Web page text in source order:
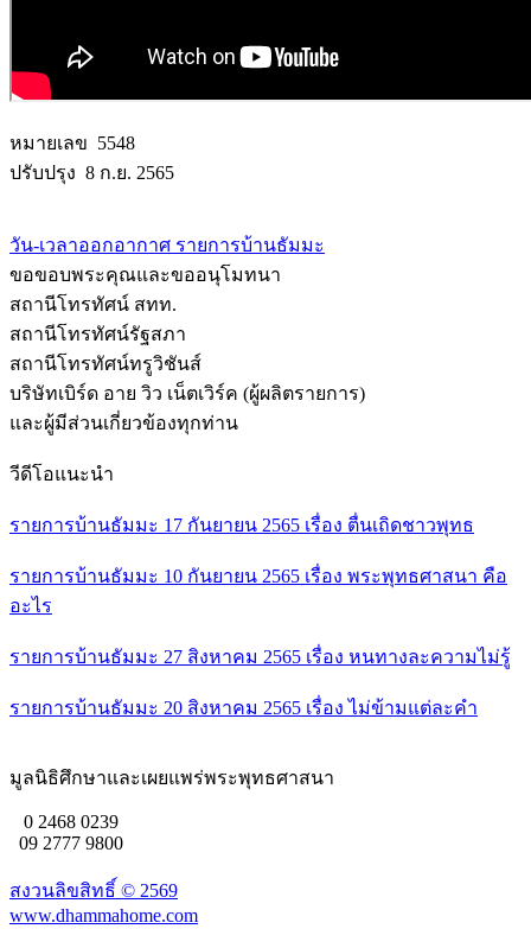
หมายเลข 5548
ปรับปรุง 8 ก.ย. 2565
วัน-เวลาออกอากาศ รายการบ้านธัมมะ
ขอขอบพระคุณและขออนุโมทนา
สถานีโทรทัศน์ สทท.
สถานีโทรทัศน์รัฐสภา
สถานีโทรทัศน์ทรูวิชันส์
บริษัทเบิร์ด อาย วิว เน็ตเวิร์ค (ผู้ผลิตรายการ)
และผู้มีส่วนเกี่ยวข้องทุกท่าน
วีดีโอแนะนำ
รายการบ้านธัมมะ 17 กันยายน 2565 เรื่อง ตื่นเถิดชาวพุทธ
รายการบ้านธัมมะ 10 กันยายน 2565 เรื่อง พระพุทธศาสนา คือ
อะไร
รายการบ้านธัมมะ 27 สิงหาคม 2565 เรื่อง หนทางละความไม่รู้
รายการบ้านธัมมะ 20 สิงหาคม 2565 เรื่อง ไม่ข้ามแต่ละคำ
มูลนิธิศึกษาและเผยแพร่พระพุทธศาสนา
0 2468 0239
09 2777 9800
สงวนลิขสิทธิ์ © 2569
www.dhammahome.com